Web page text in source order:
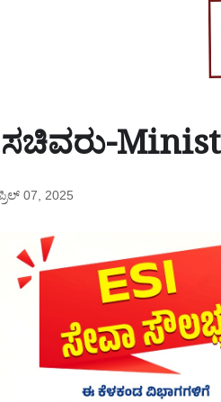
ಸಚಿವರು-
07, 2025